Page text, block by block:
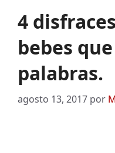
4
bebes
palabras.
agosto 13, 2017 por